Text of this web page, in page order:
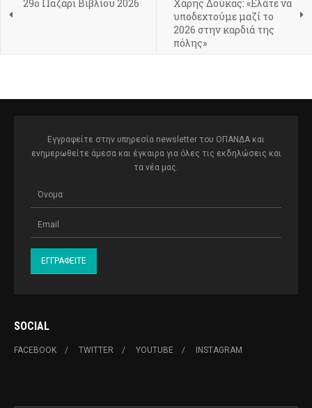
29ο Παζάρι Βιβλίου 2026
Xάρης Δούκας: «Ελάτε να
υποδεχτούμε μαζί το
2026 στην καρδιά της
πόλης»
Εγγραφείτε στην υπηρεσία newsletter του ΟΠΑΝΔΑ και
ενημερωθείτε άμεσα και έγκαιρα για όλες τις εκδηλώσεις και
τα νέα μας.
SOCIAL
FACEBOOK TWITTER YOUTUBE INSTAGRAM